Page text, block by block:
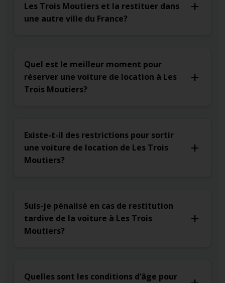
Les Trois Moutiers et la restituer dans
une autre ville du France?
Quel est le meilleur moment pour
réserver une voiture de location à Les
Trois Moutiers?
Existe-t-il des restrictions pour sortir
une voiture de location de Les Trois
Moutiers?
Suis-je pénalisé en cas de restitution
tardive de la voiture à Les Trois
Moutiers?
Quelles sont les conditions d’âge pour